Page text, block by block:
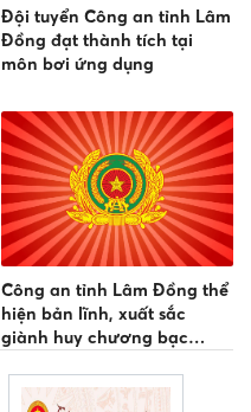
Đội tuyển Công an tỉnh Lâm
Đồng đạt thành tích tại
môn bơi ứng dụng
Công an tỉnh Lâm Đồng thể
hiện bản lĩnh, xuất sắc
giành huy chương bạc
Đối kháng gậy ngắn